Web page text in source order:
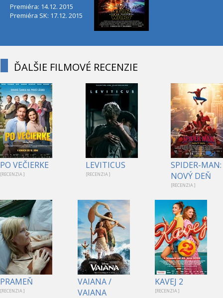
Premiéra: 14.12. 2015
Premiéra SK: 17.12. 2015
ĎALŠIE FILMOVÉ RECENZIE
PO VEČIERKE
[RECENZIA ]
LEVITICUS
[RECENZIA ]
1
SPIDER-MAN:
NOVÝ DEŇ
[RECENZIA ]
PRAMEŇ
[RECENZIA ]
VAIANA /
VAIANA
KAVEJ 2
[RECENZIA ]